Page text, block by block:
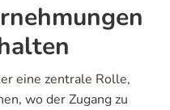
eine zentrale Rolle,
wo der Zugang zu